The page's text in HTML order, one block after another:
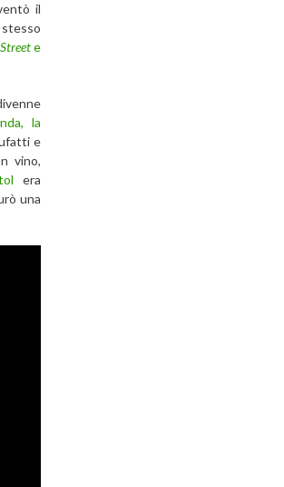
il
e
la
e
vino,
era
una